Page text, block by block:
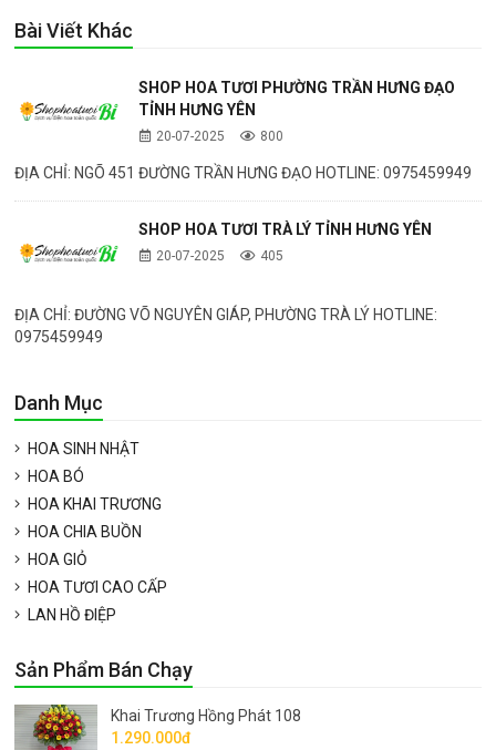
Bài Viết Khác
SHOP HOA TƯƠI PHƯỜNG TRẦN HƯNG ĐẠO
TỈNH HƯNG YÊN
20-07-2025 800
ĐỊA CHỈ: NGÕ 451 ĐƯỜNG TRẦN HƯNG ĐẠO HOTLINE: 0975459949
SHOP HOA TƯƠI TRÀ LÝ TỈNH HƯNG YÊN
20-07-2025 405
ĐỊA CHỈ: ĐƯỜNG VÕ NGUYÊN GIÁP, PHƯỜNG TRÀ LÝ HOTLINE:
0975459949
Danh Mục
HOA SINH NHẬT
HOA BÓ
HOA KHAI TRƯƠNG
HOA CHIA BUỒN
HOA GIỎ
HOA TƯƠI CAO CẤP
LAN HỒ ĐIỆP
Sản Phẩm Bán Chạy
Khai Trương Hồng Phát 108
1.290.000đ